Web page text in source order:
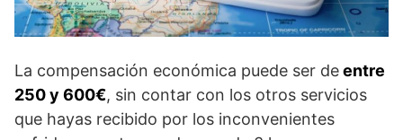
La compensación económica puede ser deentre
250 y 600€, sin contar con los otros servicios
que hayas recibido por los inconvenientes